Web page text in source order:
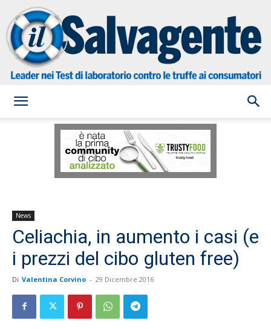
Salvagente
News
Celiachia, in aumento i casi (e
i prezzi del cibo gluten free)
Di Valentina Corvino - 29 Dicembre 2016